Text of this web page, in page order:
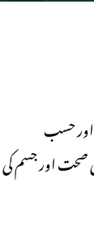
اور حسب
صحت اور جسم کی